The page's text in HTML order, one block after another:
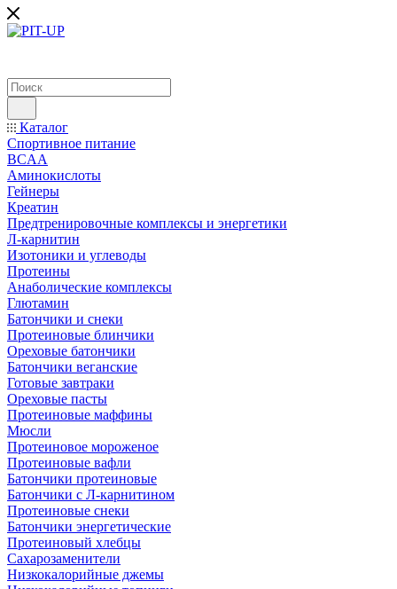
Каталог
Спортивное питание
BCAA
Аминокислоты
Гейнеры
Креатин
Предтренировочные комплексы и энергетики
Л-карнитин
Изотоники и углеводы
Протеины
Анаболические комплексы
Глютамин
Батончики и снеки
Протеиновые блинчики
Ореховые батончики
Батончики веганские
Готовые завтраки
Ореховые пасты
Протеиновые маффины
Мюсли
Протеиновое мороженое
Протеиновые вафли
Батончики протеиновые
Батончики с Л-карнитином
Протеиновые снеки
Батончики энергетические
Протеиновый хлебцы
Сахарозаменители
Низкокалорийные джемы